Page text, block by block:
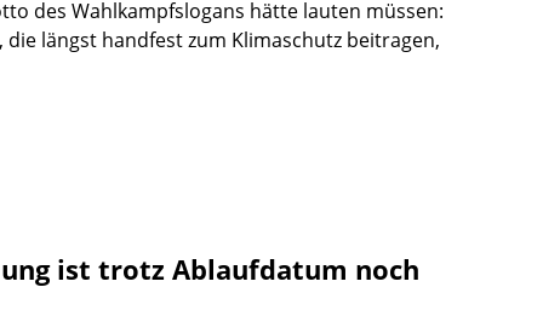
des Wahlkampfslogans hätte lauten müssen:
längst handfest zum Klimaschutz beitragen,
ist trotz Ablaufdatum noch